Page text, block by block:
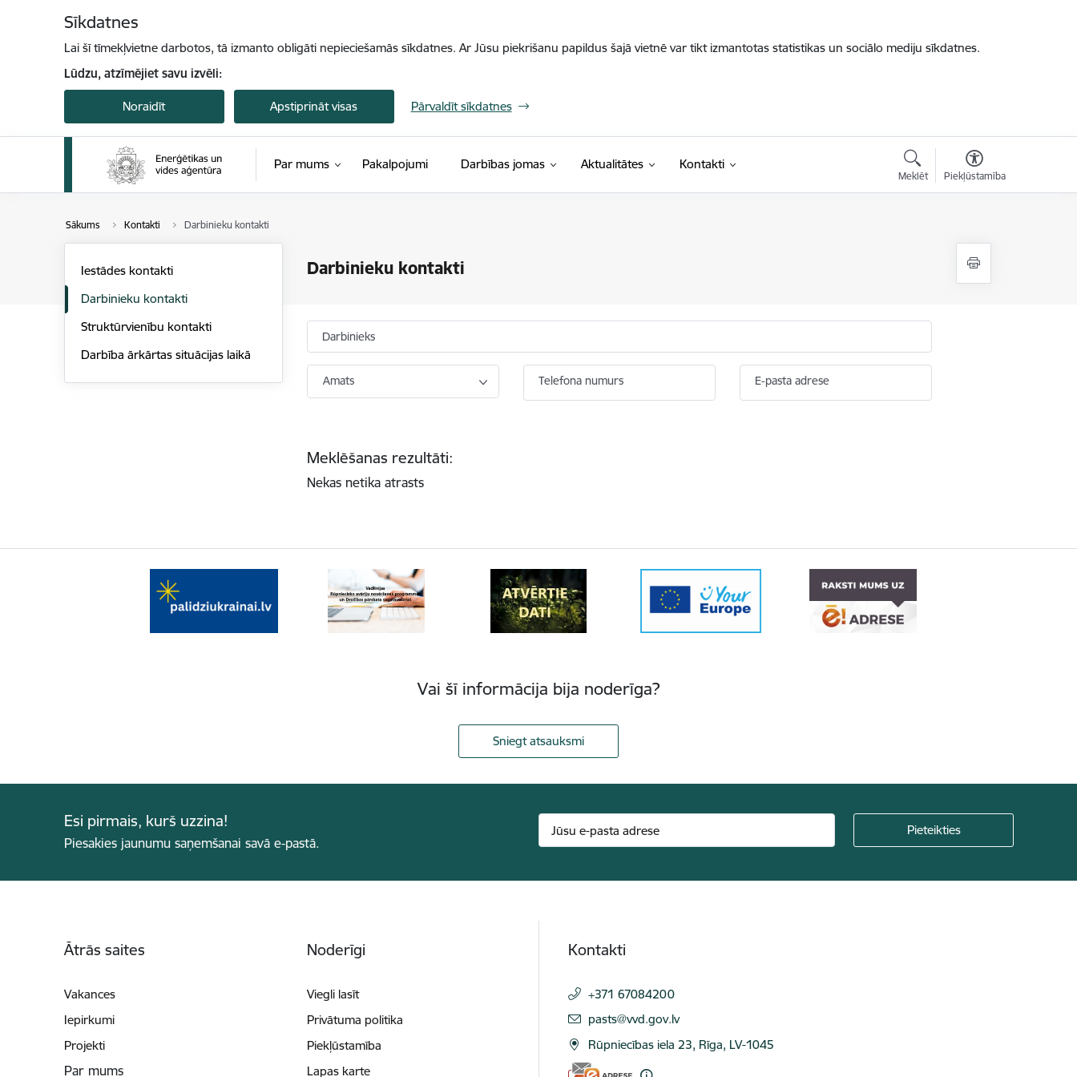
Sīkdatnes
Lai šī tīmekļvietne darbotos, tā izmanto obligāti nepieciešamās sīkdatnes. Ar Jūsu piekrišanu papildus šajā vietnē var tikt izmantotas statistikas un sociālo mediju sīkdatnes.
Lūdzu, atzīmējiet savu izvēli:
Noraidīt Apstiprināt visas Pārvaldīt sīkdatnes
Par mums Pakalpojumi Darbības jomas Aktualitātes Kontakti
Meklēt Piekļūstamība
Sākums Kontakti Darbinieku kontakti
Darbinieku kontakti
Iestādes kontakti
Darbinieku kontakti
Struktūrvienību kontakti
Darbība ārkārtas situācijas laikā
Darbinieks
Amats Telefona numurs E-pasta adrese
Meklēšanas rezultāti:
Nekas netika atrasts
Vai šī informācija bija noderīga?
Sniegt atsauksmi
Esi pirmais, kurš uzzina!
Piesakies jaunumu saņemšanai savā e-pastā.
Ātrās saites
Vakances
Iepirkumi
Projekti
Par mums
Noderīgi
Viegli lasīt
Privātuma politika
Piekļūstamība
Lapas karte
Kontakti
+371 67084200
E-pasts:
pasts@vvd.gov.lv
Rūpniecības iela 23, Rīga, LV-1045